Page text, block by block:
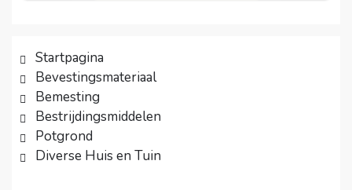
Startpagina
Bevestingsmateriaal
Bemesting
Bestrijdingsmiddelen
Potgrond
Diverse Huis en Tuin